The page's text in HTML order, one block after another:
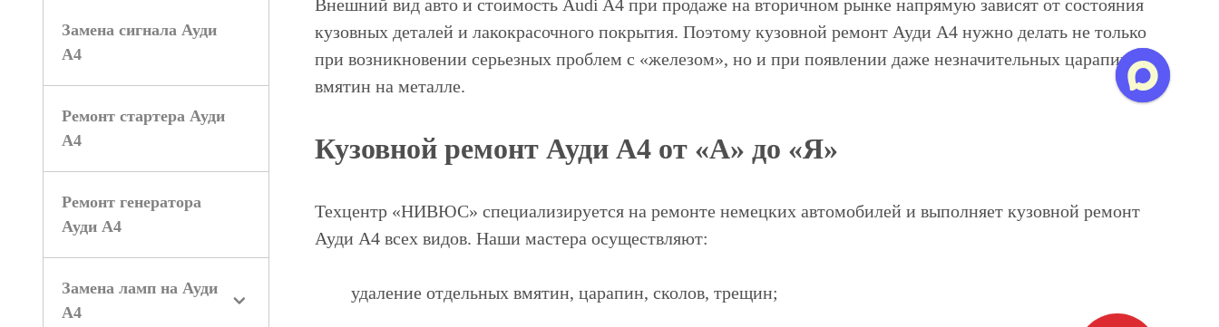
Замена сигнала Ауди
А4
Ремонт стартера Ауди
А4
Ремонт генератора
Ауди А4
Замена ламп на Ауди
А4
Внешний вид авто и стоимость Audi A4 при продаже на вторичном рынке напрямую зависят от состояния
кузовных деталей и лакокрасочного покрытия. Поэтому кузовной ремонт Ауди A4 нужно делать не только
при возникновении серьезных проблем с «железом», но и при появлении даже незначительных царапин или
вмятин на металле.
Кузовной ремонт Ауди A4 от «А» до «Я»
Техцентр «НИВЮС» специализируется на ремонте немецких автомобилей и выполняет кузовной ремонт
Ауди A4 всех видов. Наши мастера осуществляют:
удаление отдельных вмятин, царапин, сколов, трещин;